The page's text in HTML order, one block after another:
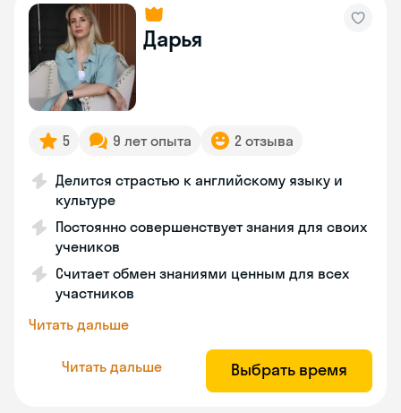
Дарья
5 9 лет опыта 2 отзыва
Делится страстью к английскому языку и
культуре
Постоянно совершенствует знания для своих
учеников
Считает обмен знаниями ценным для всех
участников
Читать дальше
Читать дальше Выбрать время